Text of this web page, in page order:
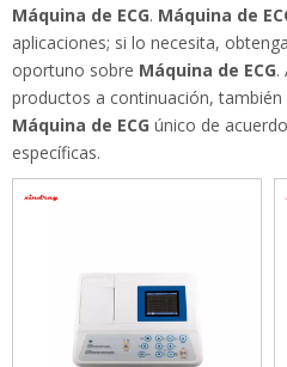
Máquina de ECG. Máquina de
aplicaciones; si lo necesita,
oportuno sobre Máquina de ECG.
productos a continuación,
Máquina de ECG único de
específicas.